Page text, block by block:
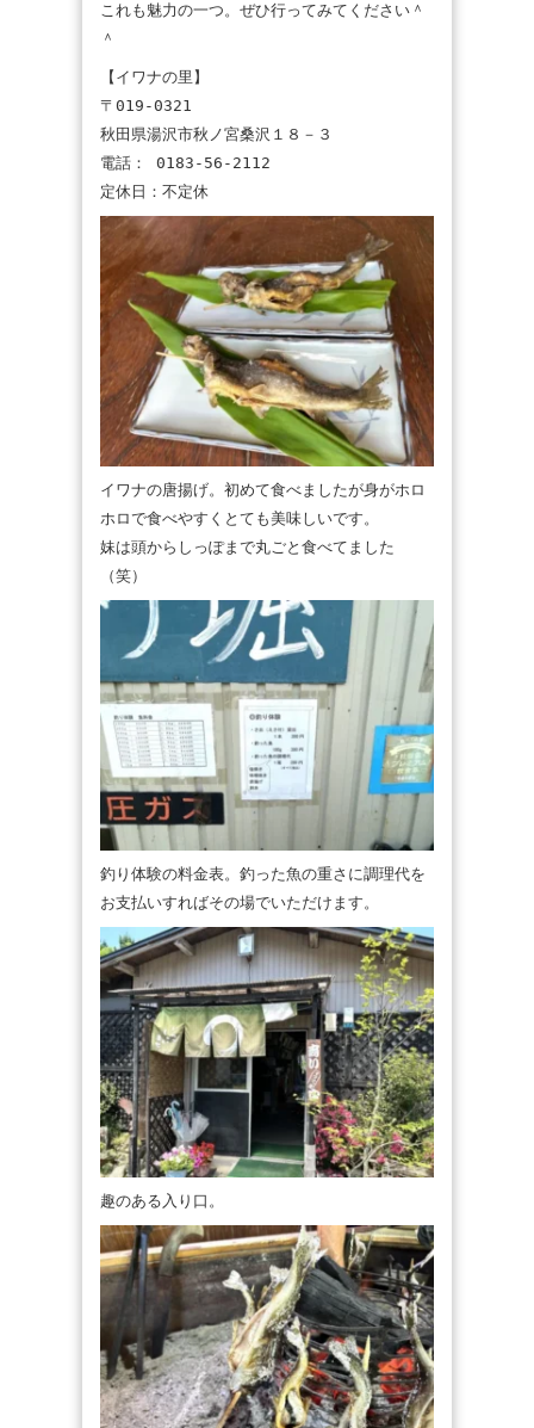
これも魅力の一つ。ぜひ行ってみてください＾
＾
【イワナの里】
〒019-0321
秋田県湯沢市秋ノ宮桑沢１８－３
電話： 0183-56-2112
定休日：不定休
イワナの唐揚げ。初めて食べましたが身がホロ
ホロで食べやすくとても美味しいです。
妹は頭からしっぽまで丸ごと食べてました
（笑）
釣り体験の料金表。釣った魚の重さに調理代を
お支払いすればその場でいただけます。
趣のある入り口。